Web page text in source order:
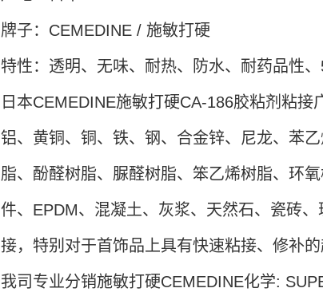
牌子：CEMEDINE / 施敏打硬
特性：透明、无味、耐热、防水、耐药品性、
日本CEMEDINE施敏打硬CA-186胶粘剂粘接
铝、黄铜、铜、铁、钢、合金锌、尼龙、苯
脂、酚醛树脂、脲醛树脂、笨乙烯树脂、环
件、EPDM、混凝土、灰浆、天然石、瓷砖
接，特别对于首饰品上具有快速粘接、修补的
我司专业分销施敏打硬CEMEDINE化学: